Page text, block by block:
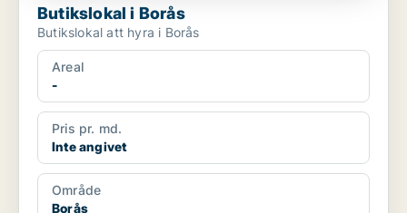
Butikslokal i Borås
Butikslokal att hyra i Borås
Areal
-
Pris pr. md.
Inte angivet
Område
Borås